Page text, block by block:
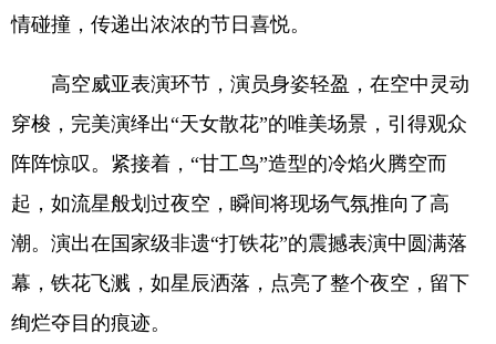
情碰撞，传递出浓浓的节日喜悦。
高空威亚表演环节，演员身姿轻盈，在空中灵动
穿梭，完美演绎出“天女散花”的唯美场景，引得观众
阵阵惊叹。紧接着，“甘工鸟”造型的冷焰火腾空而
起，如流星般划过夜空，瞬间将现场气氛推向了高
潮。演出在国家级非遗“打铁花”的震撼表演中圆满落
幕，铁花飞溅，如星辰洒落，点亮了整个夜空，留下
绚烂夺目的痕迹。